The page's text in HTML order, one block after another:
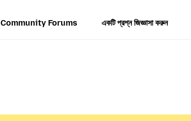
Community Forums একটি প্রশ্ন জিজ্ঞাসা করুন